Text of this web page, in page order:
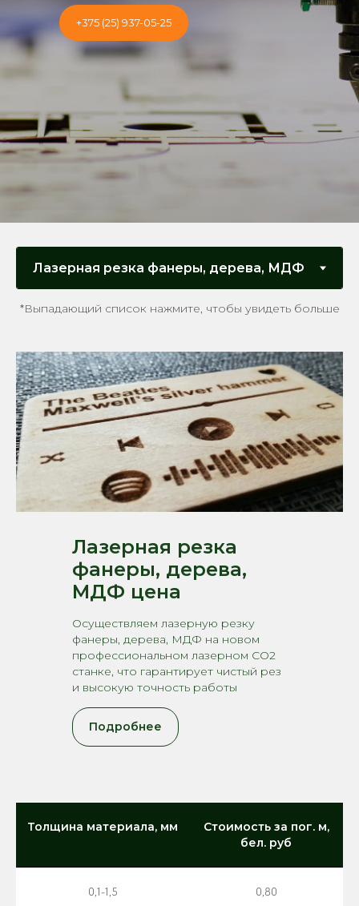
+375 (25) 937-05-25
*Выпадающий список нажмите, чтобы увидеть больше
Лазерная резка
фанеры, дерева,
МДФ цена
Осуществляем лазерную резку
фанеры, дерева, МДФ на новом
профессиональном лазерном CO2
станке, что гарантирует чистый рез
и высокую точность работы
Подробнее
Толщина материала, мм
Стоимость за пог. м,
бел. руб
0,1-1,5 0,80